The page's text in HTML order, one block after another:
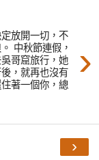
›
放開一切，不
中秋節連假，
哥窟旅行，她
，就再也沒有
著一個你，總
›